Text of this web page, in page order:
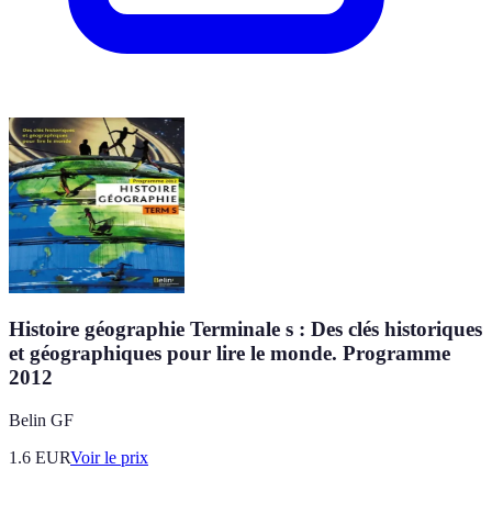
Histoire géographie Terminale s : Des clés historiques
et géographiques pour lire le monde. Programme
2012
Belin GF
1.6 EURVoir le prix